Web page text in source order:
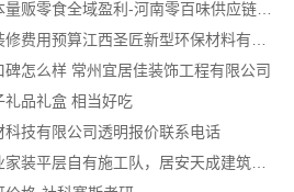
河南本地低成本量贩零食全域盈利-河南零百味供应链有限公司
碑怎么样 常州宜居佳装饰工程有限公司
礼品礼盒 相当好吃
科技有限公司透明报价联系电话
西安莲湖区专业家装平层自有施工队，居安天成建筑工程有限责任公司